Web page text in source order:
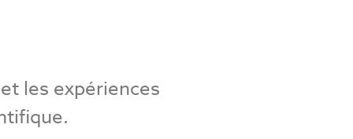
les expériences